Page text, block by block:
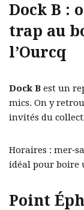
Dock B :
trap au
l’Ourcq
Dock B est un
mics. On y
invités du
Horaires :
idéal pour boire
Point